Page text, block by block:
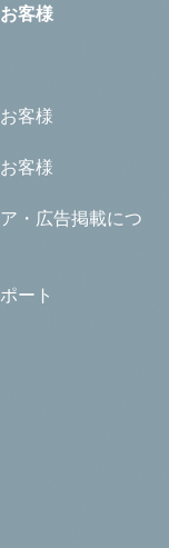
客様
客様
客様
・広告掲載につ
ート